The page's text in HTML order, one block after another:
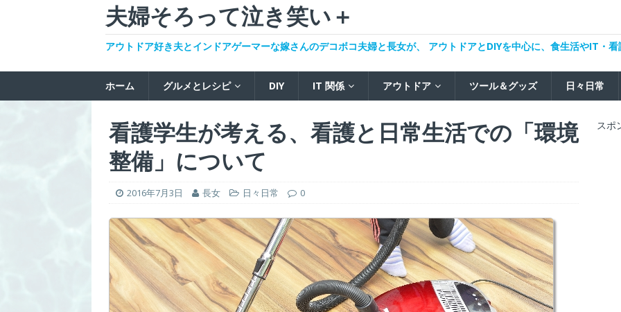
夫婦そろって泣き笑い＋
アウトドア好き夫とインドアゲーマーな嫁さんのデコボコ夫婦と長女が、 アウトドアとDIYを中心に、食生活やIT・
ホーム グルメとレシピ DIY IT 関係 アウトドア ツール＆グッズ 日々日常
看護学生が考える、看護と日常生活での「環境
整備」について
2016年7月3日 長女 日々日常 0
スポ